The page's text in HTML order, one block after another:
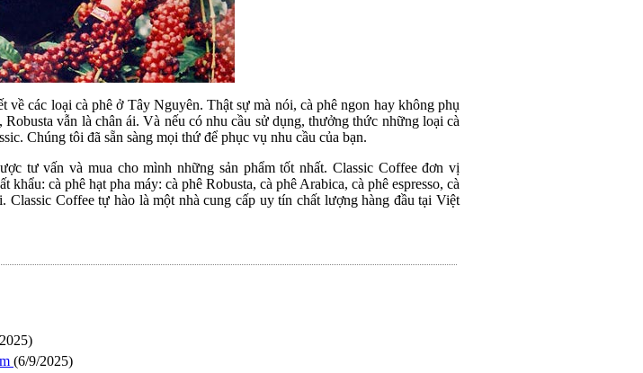
các loại cà phê ở Tây Nguyên. Thật sự mà nói, cà phê ngon hay không phụ
vẫn là chân ái. Và nếu có nhu cầu sử dụng, thưởng thức những loại cà
Chúng tôi đã sẵn sàng mọi thứ để phục vụ nhu cầu của bạn.
tư vấn và mua cho mình những sản phẩm tốt nhất. Classic Coffee đơn vị
cà phê hạt pha máy: cà phê Robusta, cà phê Arabica, cà phê espresso, cà
Classic Coffee tự hào là một nhà cung cấp uy tín chất lượng hàng đầu tại Việt
(6/9/2025)